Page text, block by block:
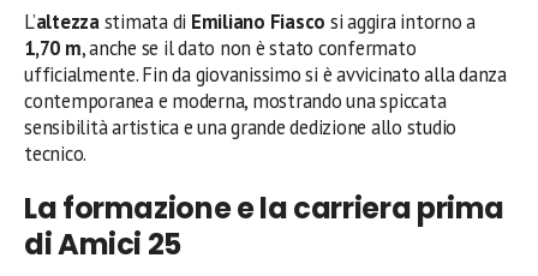
L’altezzastimata di Emiliano Fiasco si aggira intorno a
1,70 m, anche se il dato non è stato confermato
ufficialmente. Fin da giovanissimo si è avvicinato alla danza
contemporanea e moderna, mostrando una spiccata
sensibilità artistica e una grande dedizione allo studio
tecnico.
La formazione e la carriera prima
di Amici 25